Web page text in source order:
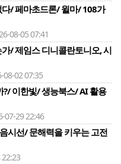
/ 페마초드론/ 윌마/ 108가
08-05 07:41
/ 제임스 디니콜란토니오, 시
02 07:35
?/ 이한빛/ 생능북스/ AI 활용
29 22:46
시선/ 문해력을 키우는 고전